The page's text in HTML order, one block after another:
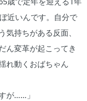
近いんです。自分で
持ちがある反面、
ん変革が起こってき
れ動くおばちゃん
が……」